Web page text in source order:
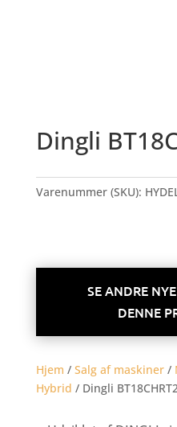
Dingli
Varenummer (SKU):
SE ANDRE
DENNE
Hjem / Salg af maskiner/
Hybrid / Dingli